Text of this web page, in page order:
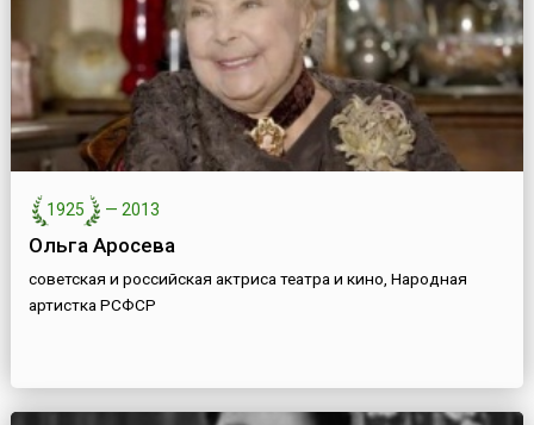
1925 — 2013
Ольга Аросева
советская и российская актриса театра и кино, Народная
артистка РСФСР